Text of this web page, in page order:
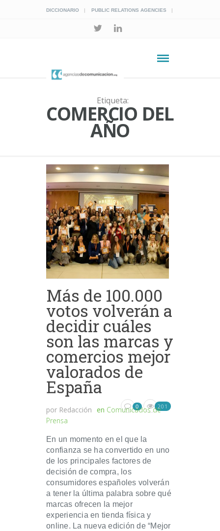
DICCIONARIO PUBLIC RELATIONS AGENCIES
Etiqueta:
COMERCIO DEL
AÑO
Más de 100.000
votos volverán a
decidir cuáles
son las marcas y
comercios mejor
valorados de
España
por Redacción en Comunicados de
Prensa
0 201
En un momento en el que la
confianza se ha convertido en uno
de los principales factores de
decisión de compra, los
consumidores españoles volverán
a tener la última palabra sobre qué
marcas ofrecen la mejor
experiencia en tienda física y
online. La nueva edición de “Mejor